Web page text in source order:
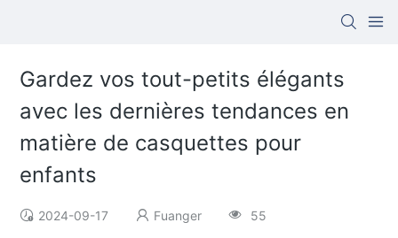
Gardez vos tout-petits élégants
avec les dernières tendances en
matière de casquettes pour
enfants
2024-09-17 Fuanger 55